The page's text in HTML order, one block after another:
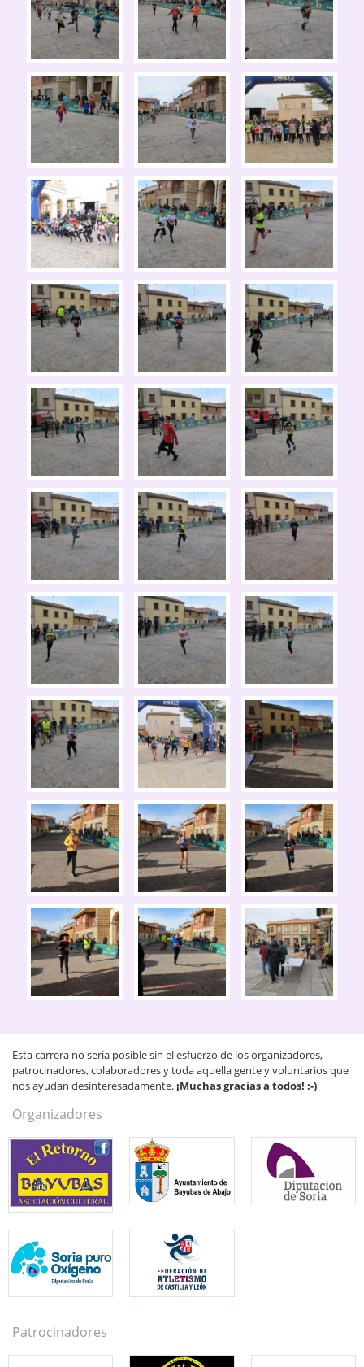
Esta carrera no sería posible sin el esfuerzo de los organizadores,
patrocinadores, colaboradores y toda aquella gente y voluntarios que
nos ayudan desinteresadamente.¡Muchas gracias a todos! :-)
Organizadores
Patrocinadores